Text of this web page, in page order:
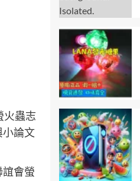
火蟲志
小論文
會螢